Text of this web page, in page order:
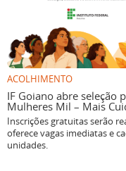
ACOLHIMENTO
IF Goiano abre seleção
Mulheres Mil – Mais
Inscrições gratuitas serão
oferece vagas imediatas e
unidades.